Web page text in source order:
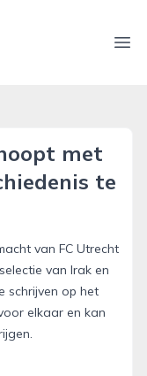
met
te
van FC Utrecht
van Irak en
schrijven op het
elkaar en kan